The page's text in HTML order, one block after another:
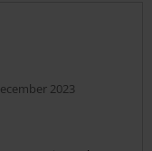
2023